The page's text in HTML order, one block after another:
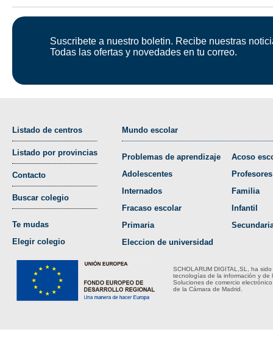
Suscribete a nuestro boletin. Recibe nuestras
Todas las ofertas y novedades en tu correo.
Listado de centros
Listado por provincias
Contacto
Buscar colegio
Te mudas
Elegir colegio
Mundo escolar
Problemas de aprendizaje
Adolescentes
Internados
Fracaso escolar
Primaria
Eleccion de universidad
Acoso
Profesores
Familia
Infantil
SCHOLARUM DIGITAL,SL, ha
tecnologías de la información y de
Soluciones de comercio
de la Cámara de Madrid.